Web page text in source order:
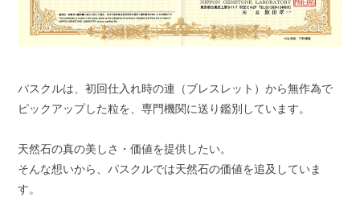
パスクルは、初回仕入れ時の連（ブレスレット）から無作為で
ピックアップした粒を、専門機関に送り鑑別しています。
天然石の真の美しさ・価値を提供したい。
そんな想いから、パスクルでは天然石の価値を追及していま
す。